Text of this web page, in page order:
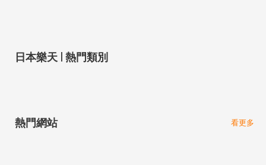
日本樂天 | 熱門類別
熱門網站 看更多